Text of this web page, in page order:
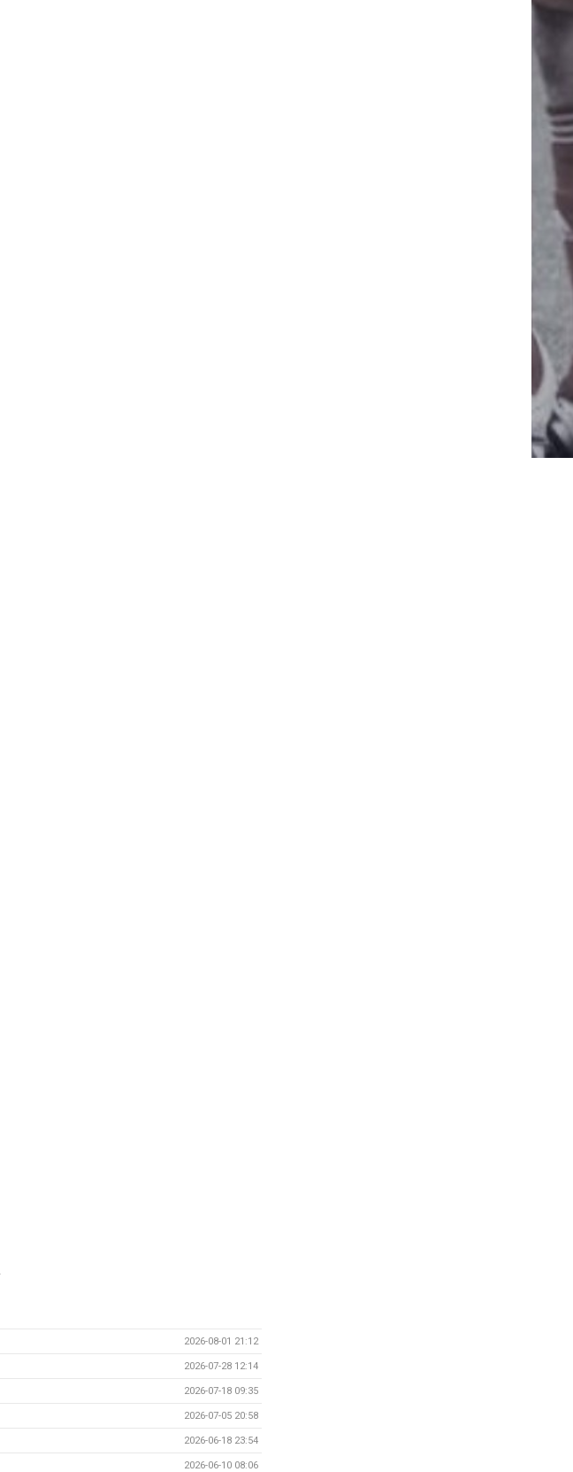
2026-08-01 21:12
2026-07-28 12:14
2026-07-18 09:35
2026-07-05 20:58
2026-06-18 23:54
2026-06-10 08:06